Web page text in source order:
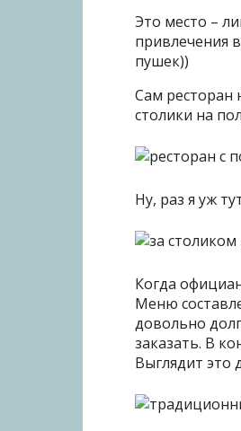
Это место –
привлечения
пушек))
Сам ресторан
столики на
Ну, раз я уж
Когда
Меню
довольно
заказать. В
Выглядит это